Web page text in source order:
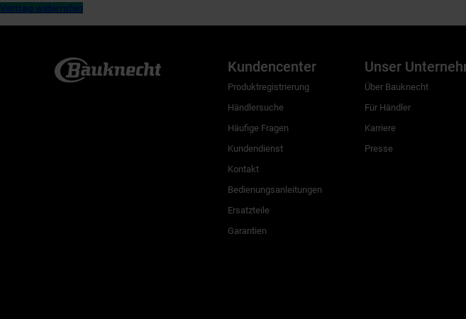
Vertrag widerrufen
Kundencenter
Produktregistrierung
Händlersuche
Häufige Fragen
Kundendienst
Kontakt
Bedienungsanleitungen
Ersatzteile
Garantien
Unser
Über Bauknecht
Für Händler
Karriere
Presse